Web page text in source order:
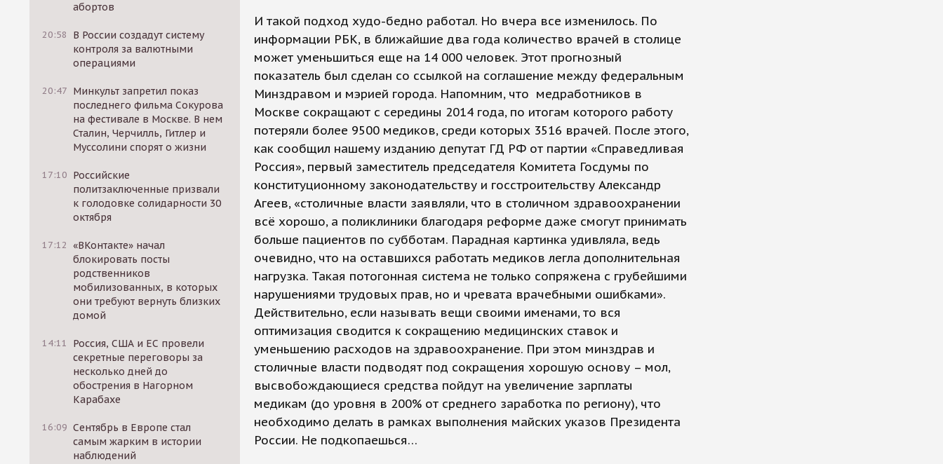
абортов
20:58
В России создадут систему
контроля за валютными
операциями
20:47 Минкульт запретил показ
последнего фильма Сокурова
на фестивале в Москве. В нем
Сталин, Черчилль, Гитлер и
Муссолини спорят о жизни
17:10 Российские
политзаключенные призвали
к голодовке солидарности 30
октября
17:12 «ВКонтакте» начал
блокировать посты
родственников
мобилизованных, в которых
они требуют вернуть близких
домой
14:11
Россия, США и ЕС провели
секретные переговоры за
несколько дней до
обострения в Нагорном
Карабахе
16:09 Сентябрь в Европе стал
самым жарким в истории
наблюдений
И такой подход худо-бедно работал. Но вчера все изменилось. По
информации РБК, в ближайшие два года количество врачей в столице
может уменьшиться еще на 14 000 человек. Этот прогнозный
показатель был сделан со ссылкой на соглашение между федеральным
Минздравом и мэрией города. Напомним, что медработников в
Москве сокращают с середины 2014 года, по итогам которого работу
потеряли более 9500 медиков, среди которых 3516 врачей. После этого,
как сообщил нашему изданию депутат ГД РФ от партии «Справедливая
Россия», первый заместитель председателя Комитета Госдумы по
конституционному законодательству и госстроительству Александр
Агеев, «столичные власти заявляли, что в столичном здравоохранении
всё хорошо, а поликлиники благодаря реформе даже смогут принимать
больше пациентов по субботам. Парадная картинка удивляла, ведь
очевидно, что на оставшихся работать медиков легла дополнительная
нагрузка. Такая потогонная система не только сопряжена с грубейшими
нарушениями трудовых прав, но и чревата врачебными ошибками».
Действительно, если называть вещи своими именами, то вся
оптимизация сводится к сокращению медицинских ставок и
уменьшению расходов на здравоохранение. При этом минздрав и
столичные власти подводят под сокращения хорошую основу – мол,
высвобождающиеся средства пойдут на увеличение зарплаты
медикам (до уровня в 200% от среднего заработка по региону), что
необходимо делать в рамках выполнения майских указов Президента
России. Не подкопаешься…